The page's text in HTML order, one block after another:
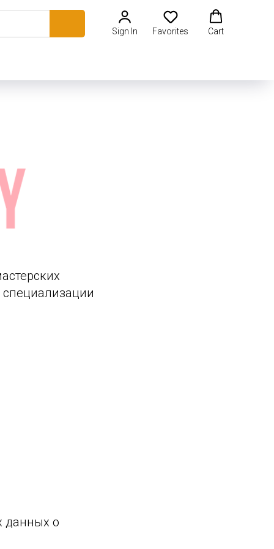
Sign In Favorites Cart
специализации
данных о